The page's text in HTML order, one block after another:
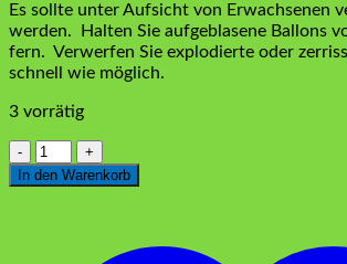
Es sollte unter Aufsicht von Erwachsenen
werden.
Halten Sie aufgeblasene Ballons
fern. Verwerfen Sie explodierte oder
schnell wie möglich.
3 vorrätig
Macaron
Ballons
Gelb
In den Warenkorb